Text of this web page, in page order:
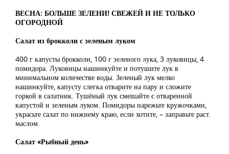
ВЕСНА: БОЛЬШЕ ЗЕЛЕНИ! СВЕЖЕЙ И НЕ ТОЛЬКО
ОГОРОДНОЙ
Салат из брокколи с зеленым луком
400 г капусты брокколи, 100 г зеленого лука, 3 луковицы, 4
помидора. Луковицы нашинкуйте и потушите лук в
минимальном количестве воды. Зеленый лук мелко
нашинкуйте, капусту слегка отварите на пару и сложите
горкой в салатник. Тушёный лук смешайте с отваренной
капустой и зеленым луком. Помидоры нарежьте кружочками,
украсьте салат по нижнему краю, если хотите, – заправьте раст.
маслом.
Салат «Рыбный день»